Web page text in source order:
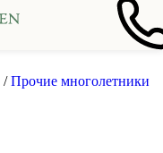
/ Прочие многолетники